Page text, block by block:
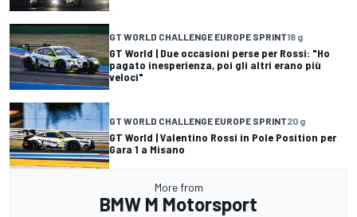
GT WORLD CHALLENGE EUROPE SPRINT18 g
GT World | Due occasioni perse per Rossi: "Ho
pagato inesperienza, poi gli altri erano più
veloci"
GT WORLD CHALLENGE EUROPE SPRINT20 g
GT World | Valentino Rossi in Pole Position per
Gara 1 a Misano
More from
BMW M Motorsport